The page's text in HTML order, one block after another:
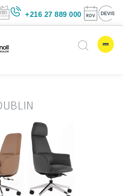
+216 27 889